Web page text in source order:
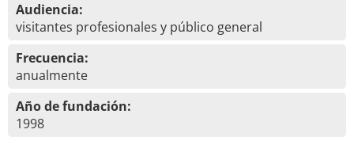
Audiencia:
visitantes profesionales y público general
Frecuencia:
anualmente
Año de fundación:
1998